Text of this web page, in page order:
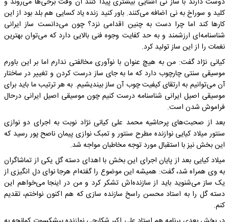
کلید و سوراخ به نی اضافه می‌کنند. باور کنید زنده یاد کسایی هم بلد بود از این
کارها کند اما چرا دست به چنین اقدامی نزد؟ چون می‌دانست ساز ایرانی
شناسنامه‌ای ارزشمند و به حد کفایت وجوه فنی بالایی دارد که می‌توان بهترین
نغمات را از این ساز تولید کرد.
کیانی نژاد گفت: من به هیچ عنوان با نوآوری مخالفتی ندارم اما بر این باورم
موسیقی سنتی چارچوب دارد که ما به جای ساز درست کردن و تغییر در ساختار
آن می‌توانیم به ارتقای کیفیت چوب آن ساز بیندیشیم. به هر ترتیب ما باید برای
موسیقی اصیل ایرانی شناسنامه درست کنیم چون موسیقی اصیل ایرانی درحال
فراموش شدن است.
بعد از صحبت‌های پرحاشیه محمد علی کیانی نژاد نوبت به اجرای دو نوازی
سنتور میلاد کیایی نوازنده مطرح سنتور و تمبک نوازی پیمان ناصح پور رسید که
این بخش نیز با استقبال مورد توجه مخاطبان مواجه شد.
میلاد کیایی بعد از پایان اجرای این بخش با اهدای دسته گل یکی از تماشاگران
به وی همراه شد، گفت: همیشه این موضوع را گفته‌ام هرجا نوای دل انگیزی از
یک ساز می‌شنوید باید از سازنده‌اش تشکر کرد و من در اینجا می‌خواهم این
دسته گل را به استاد محسن راسخ سازنده سازی که هم اکنون نواختم، تقدیم
کنم.